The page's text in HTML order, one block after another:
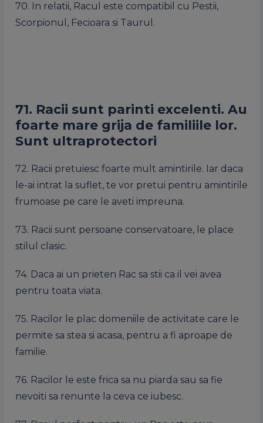
70. In relatii, Racul este compatibil cu Pestii,
Scorpionul, Fecioara si Taurul.
71. Racii sunt parinti excelenti. Au
foarte mare grija de familiile lor.
Sunt ultraprotectori
72. Racii pretuiesc foarte mult amintirile. Iar daca
le-ai intrat la suflet, te vor pretui pentru amintirile
frumoase pe care le aveti impreuna.
73. Racii sunt persoane conservatoare, le place
stilul clasic.
74. Daca ai un prieten Rac sa stii ca il vei avea
pentru toata viata.
75. Racilor le plac domeniile de activitate care le
permite sa stea si acasa, pentru a fi aproape de
familie.
76. Racilor le este frica sa nu piarda sau sa fie
nevoiti sa renunte la ceva ce iubesc.